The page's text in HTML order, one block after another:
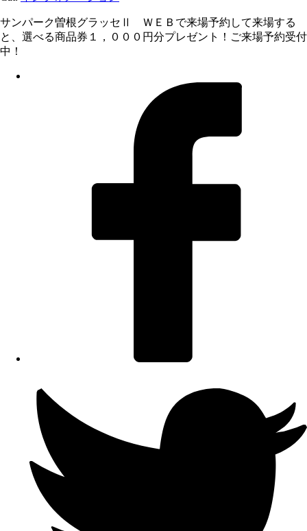
サンパーク曽根グラッセⅡ ＷＥＢで来場予約して来場する
と、選べる商品券１，０００円分プレゼント！ご来場予約受付
中！